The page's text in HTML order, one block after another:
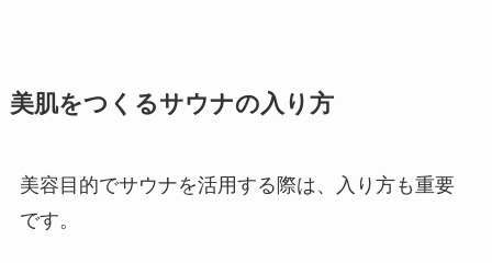
美肌をつくるサウナの入り方
美容目的でサウナを活用する際は、入り方も重要
です。